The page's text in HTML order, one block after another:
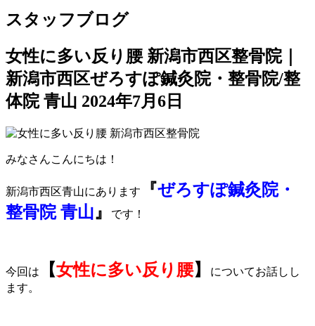
スタッフブログ
女性に多い反り腰 新潟市西区整骨院｜
新潟市西区ぜろすぽ鍼灸院・整骨院/整
体院 青山 2024年7月6日
みなさんこんにちは！
新潟市西区青山にあります 『ぜろすぽ鍼灸院・
整骨院 青山』 です！
今回は 【女性に多い反り腰】
についてお話しし
ます。